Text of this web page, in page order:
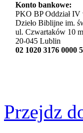
Konto bankowe:
PKO BP Oddział
Dzieło Biblijne im.
ul. Czwartaków 10
20-045 Lublin
02 1020 3176 0000
Przejdz